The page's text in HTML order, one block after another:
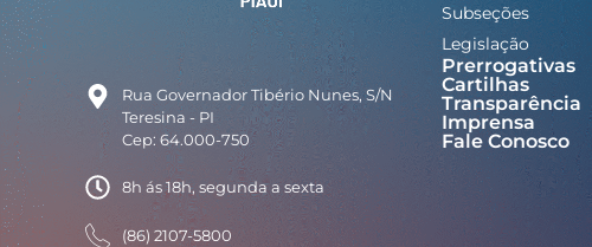
Rua Governador Tibério Nunes, S/N
Teresina - PI
Cep: 64.000-750
8h ás 18h, segunda a sexta
(86) 2107-5800
Subseções
Legislação
Prerrogativas
Cartilhas
Transparência
Imprensa
Fale Conosco